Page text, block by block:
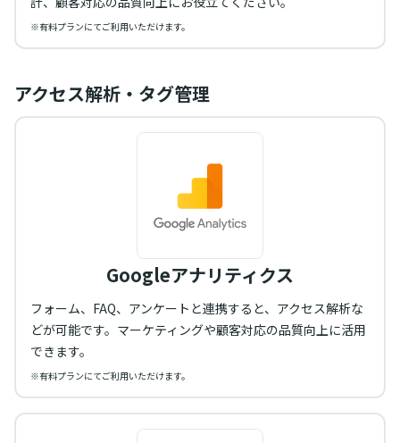
※有料プランにてご利用いただけます。
アクセス解析・タグ管理
Googleアナリティクス
フォーム、FAQ、アンケートと連携すると、アクセス解析な
どが可能です。マーケティングや顧客対応の品質向上に活用
できます。
※有料プランにてご利用いただけます。